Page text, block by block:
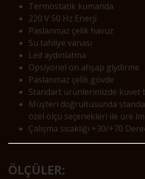
Termostatik kumanda
220 V 50 Hz Enerji
Paslanmaz çelik havuz
Su tahliye vanası
Led aydınlatma
Opsiyonel ön ahşap giydirme
Paslanmaz çelik gövde
Standart ürünlerimizde küvet
Müşteri doğrultusunda
özel ölçü seçenekleri ile üre
Çalışma sıcaklığı +30/+70
ÖLÇÜLER: